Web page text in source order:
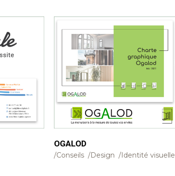
OGALOD
Conseils Design Identité visuelle